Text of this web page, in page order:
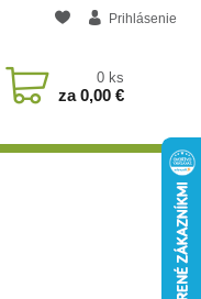
Prihlásenie
0 ks
za0,00 €